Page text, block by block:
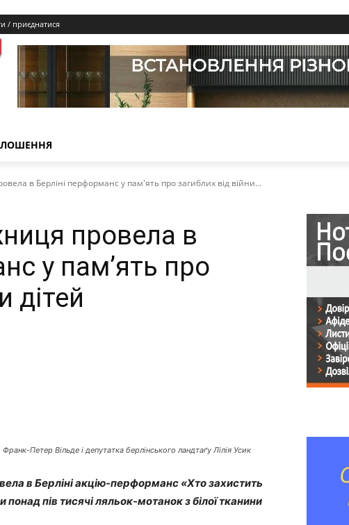
/ приєднатися
в Берліні перформанс у пам'ять про загиблих від війни...
провела в
у пам’ять про
дітей
Петер Вільде і депутатка берлінського ландтаґу Лілія Усик
в Берліні акцію-перформанс «Хто захистить
понад пів тисячі ляльок-мотанок з білої тканини